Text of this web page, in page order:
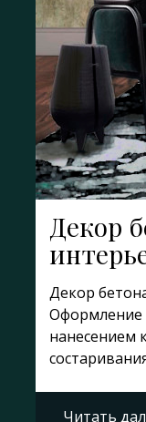
Декор
Декор
Оформление
нанесением
Читать